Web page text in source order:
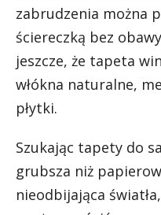
zabrudzenia można
ściereczką bez
jeszcze, że tapeta
włókna naturalne,
płytki.
Szukając tapety do
grubsza niż
nieodbijająca